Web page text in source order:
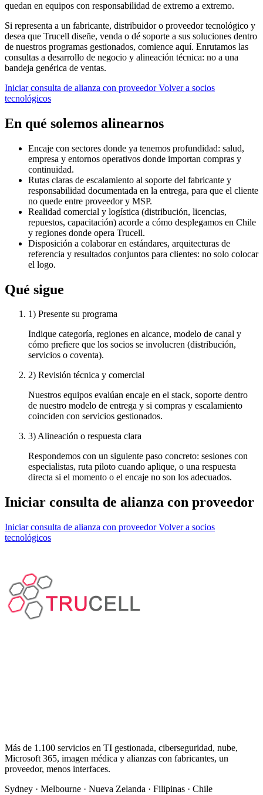
quedan en equipos con responsabilidad de extremo a extremo.
Si representa a un fabricante, distribuidor o proveedor tecnológico y
desea que Trucell diseñe, venda o dé soporte a sus soluciones dentro
de nuestros programas gestionados, comience aquí. Enrutamos las
consultas a desarrollo de negocio y alineación técnica: no a una
bandeja genérica de ventas.
Iniciar consulta de alianza con proveedorVolver a socios
tecnológicos
En qué solemos alinearnos
Encaje con sectores donde ya tenemos profundidad: salud,
empresa y entornos operativos donde importan compras y
continuidad.
Rutas claras de escalamiento al soporte del fabricante y
responsabilidad documentada en la entrega, para que el cliente
no quede entre proveedor y MSP.
Realidad comercial y logística (distribución, licencias,
repuestos, capacitación) acorde a cómo desplegamos en Chile
y regiones donde opera Trucell.
Disposición a colaborar en estándares, arquitecturas de
referencia y resultados conjuntos para clientes: no solo colocar
el logo.
Qué sigue
1) Presente su programa
Indique categoría, regiones en alcance, modelo de canal y
cómo prefiere que los socios se involucren (distribución,
servicios o coventa).
2) Revisión técnica y comercial
Nuestros equipos evalúan encaje en el stack, soporte dentro
de nuestro modelo de entrega y si compras y escalamiento
coinciden con servicios gestionados.
3) Alineación o respuesta clara
Respondemos con un siguiente paso concreto: sesiones con
especialistas, ruta piloto cuando aplique, o una respuesta
directa si el momento o el encaje no son los adecuados.
Iniciar consulta de alianza con proveedor
Iniciar consulta de alianza con proveedorVolver a socios
tecnológicos
Más de 1.100 servicios en TI gestionada, ciberseguridad, nube,
Microsoft 365, imagen médica y alianzas con fabricantes, un
proveedor, menos interfaces.
Sydney · Melbourne · Nueva Zelanda · Filipinas · Chile